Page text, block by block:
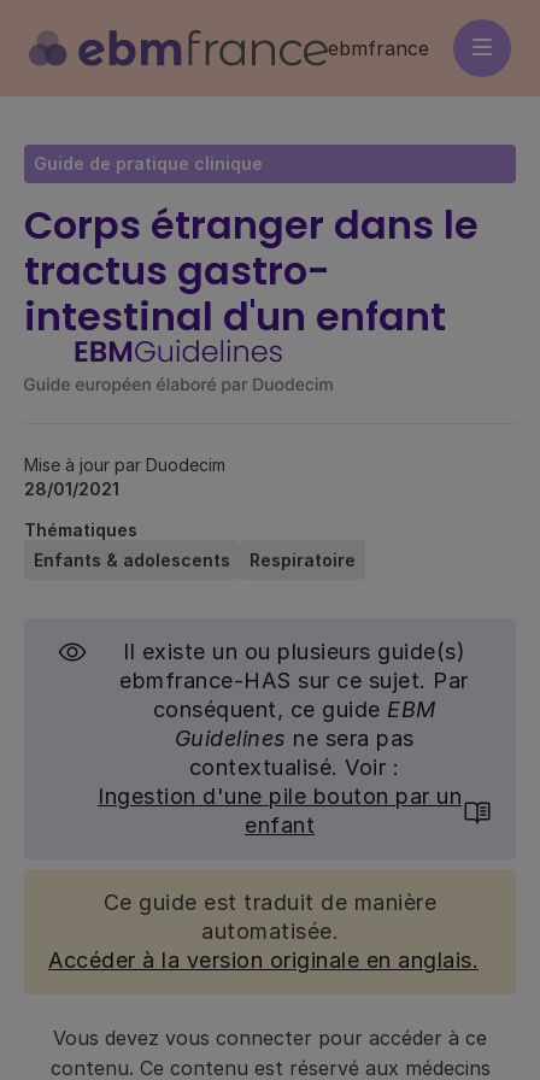
contenu
principal
ebmfrance
Guide de pratique clinique
Corps étranger dans le
tractus gastro-
intestinal d'un enfant
Mise à jour par Duodecim
28/01/2021
Thématiques
Enfants & adolescents
Respiratoire
Il existe un ou plusieurs guide(s)
ebmfrance-HAS sur ce sujet. Par
conséquent, ce guide EBM
Guidelines ne sera pas
contextualisé. Voir :
Ingestion d'une pile bouton par un
enfant
Ce guide est traduit de manière
automatisée.
Accéder à la version originale en anglais.
Vous devez vous connecter pour accéder à ce
contenu. Ce contenu est réservé aux médecins